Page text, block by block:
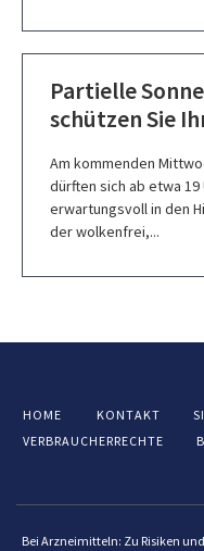
Partielle
schützen Sie
Am kommenden
dürften sich ab etwa 19
erwartungsvoll in den
der wolkenfrei,...
HOME KONTAKT
VERBRAUCHERRECHTE
Bei Arzneimitteln: Zu Risiken